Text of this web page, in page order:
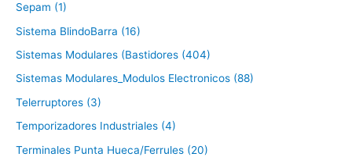
Sepam (1)
Sistema BlindoBarra (16)
Sistemas Modulares (Bastidores (404)
Sistemas Modulares_Modulos Electronicos (88)
Telerruptores (3)
Temporizadores Industriales (4)
Terminales Punta Hueca/Ferrules (20)